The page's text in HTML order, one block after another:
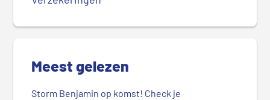
Meest gelezen
Storm Benjamin op komst! Check je